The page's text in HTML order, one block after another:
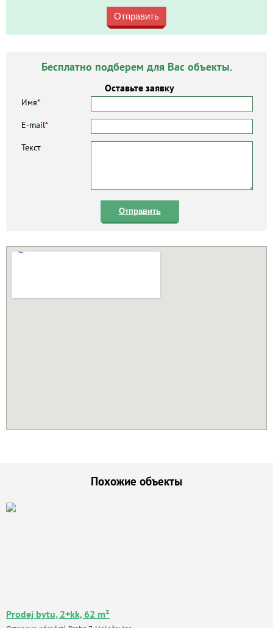
Отправить
Бесплатно подберем для Вас объекты.
Оставьте заявку
Имя*
E-mail*
Текст
Отправить
Похожие объекты
Prodej bytu, 2+kk, 62 m²